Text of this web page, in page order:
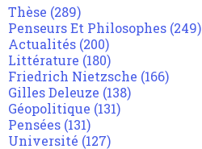
Thèse (289)
Penseurs Et Philosophes (249)
Actualités (200)
Littérature (180)
Friedrich Nietzsche (166)
Gilles Deleuze (138)
Géopolitique (131)
Pensées (131)
Université (127)